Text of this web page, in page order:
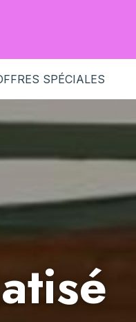
SPÉCIALES